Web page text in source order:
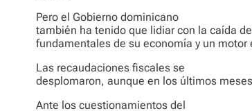
Pero el Gobierno dominicano
también ha tenido que lidiar con la caída
fundamentales de su economía y un motor
Las recaudaciones fiscales se
desplomaron, aunque en los últimos
Ante los cuestionamientos del